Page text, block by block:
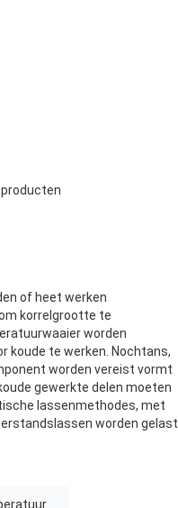
of heet werken
korrelgrootte te
worden
koude te werken. Nochtans,
worden vereist vormt
gewerkte delen moeten
lassenmethodes, met
worden gelast.